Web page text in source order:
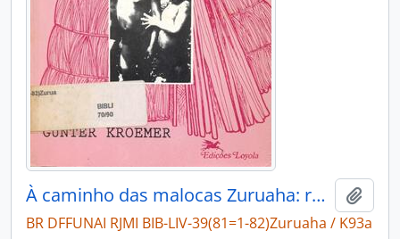
À caminho das malocas Zuruaha: reconhecimento e identificação de um povo indígena desconhecido.
BR DFFUNAI RJMI BIB-LIV-39(81=1-82)Zuruaha / K93a